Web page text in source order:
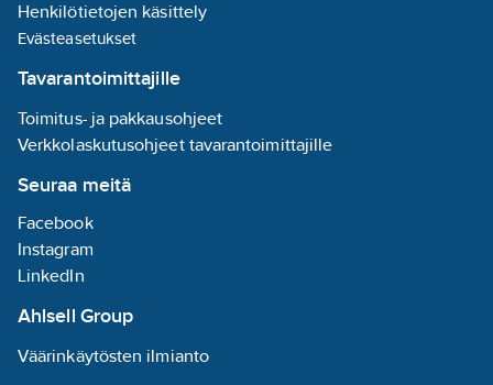
Nimellisjännite: DC 5V 1A
Henkilötietojen käsittely
Evästeasetukset
Tavarantoimittajille
Toimitus- ja pakkausohjeet
Verkkolaskutusohjeet tavarantoimittajille
Seuraa meitä
Facebook
Instagram
LinkedIn
Ahlsell Group
Väärinkäytösten ilmianto